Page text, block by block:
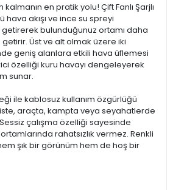
kalmanın en pratik yolu! Çift Fanlı Şarjlı
hava akışı ve ince su spreyi
bulunduğunuz ortamı daha
Üst ve alt olmak üzere iki
geniş alanlara etkili hava üflemesi
özelliği kuru havayı dengeleyerek
sunar.
ile kablosuz kullanım özgürlüğü
araçta, kampta veya seyahatlerde
çalışma özelliği sayesinde
rahatsızlık vermez. Renkli
şık bir görünüm hem de hoş bir